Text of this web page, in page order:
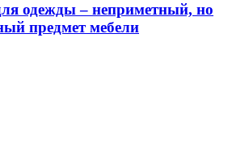
одежды – неприметный, но
предмет мебели